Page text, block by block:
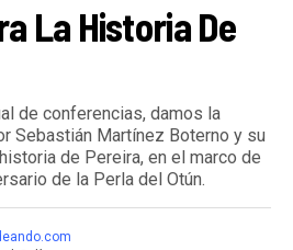
La Historia De
de conferencias, damos la
Sebastián Martínez Boterno y su
de Pereira, en el marco de
de la Perla del Otún.